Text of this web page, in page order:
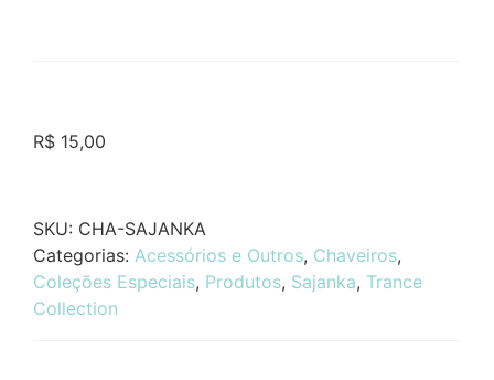
R$ 15,00
SKU: CHA-SAJANKA
Categorias: Acessórios e Outros, Chaveiros,
Coleções Especiais, Produtos, Sajanka, Trance
Collection